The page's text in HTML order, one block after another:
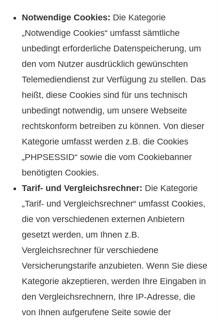
Notwendige Cookies: Die Kategorie
„Notwendige Cookies“ umfasst sämtliche
unbedingt erforderliche Datenspeicherung, um
den vom Nutzer ausdrücklich gewünschten
Telemediendienst zur Verfügung zu stellen. Das
heißt, diese Cookies sind für uns technisch
unbedingt notwendig, um unsere Webseite
rechtskonform betreiben zu können. Von dieser
Kategorie umfasst werden z.B. die Cookies
„PHPSESSID“ sowie die vom Cookiebanner
benötigten Cookies.
Tarif- und Vergleichsrechner: Die Kategorie
„Tarif- und Vergleichsrechner“ umfasst Cookies,
die von verschiedenen externen Anbietern
gesetzt werden, um Ihnen z.B.
Vergleichsrechner für verschiedene
Versicherungstarife anzubieten. Wenn Sie diese
Kategorie akzeptieren, werden Ihre Eingaben in
den Vergleichsrechnern, Ihre IP-Adresse, die
von Ihnen aufgerufene Seite sowie der